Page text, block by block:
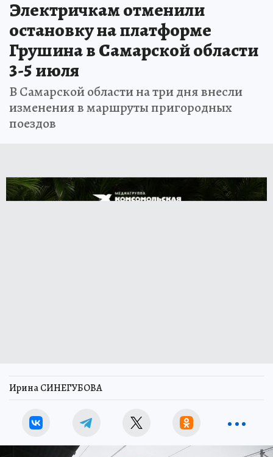
Электричкам отменили
остановку на платформе
Грушина в Самарской области
3-5 июля
В Самарской области на три дня внесли
изменения в маршруты пригородных
поездов
Ирина СИНЕГУБОВА